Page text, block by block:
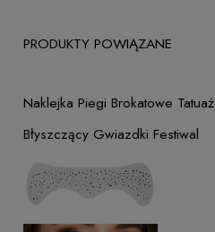
PRODUKTY POWIĄZANE
Naklejka Piegi Brokatowe
Błyszczący Gwiazdki Festiwal